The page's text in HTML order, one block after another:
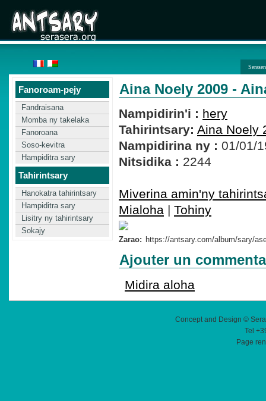
Fanoroam-pejy
Fandraisana
Momba ny takelaka
Fanoroana
Soso-kevitra
Hampiditra sary
Tahirintsary
Hanokatra tahirintsary
Hampiditra sary
Lisitry ny tahirintsary
Sokajy
Aina Noely 2009 -
Nampidirin'i : hery
Tahirintsary: Aina Noely
Nampidirina ny : 01/01/
Nitsidika : 2244
Miverina amin'ny
Mialoha | Tohiny
Zarao:
Ajouter un
Midira aloha
Concept and Design ©
Tel
Page